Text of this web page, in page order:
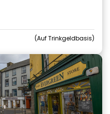
Auf Trinkgeldbasis